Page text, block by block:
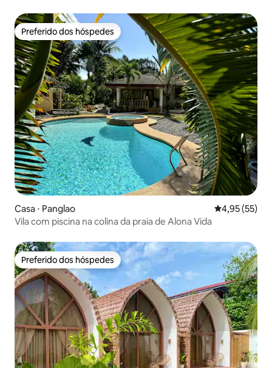
Preferido dos hóspedes
Preferido dos hóspedes
Casa ⋅ Panglao 4,95 de uma
4,95 (55)
Vila com piscina na colina da praia de Alona Vida
Preferido dos hóspedes
Preferido dos hóspedes